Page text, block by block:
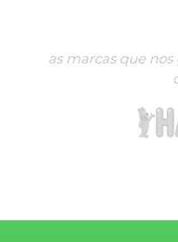
as marcas que